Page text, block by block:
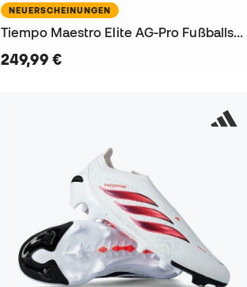
NEUERSCHEINUNGEN
Tiempo Maestro Elite AG-Pro Fußballschuhe
249,99 €